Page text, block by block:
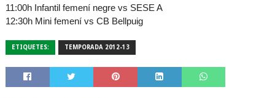
11:00h Infantil femení negre vs SESE A
12:30h Mini femení vs CB Bellpuig
ETIQUETES: TEMPORADA 2012-13